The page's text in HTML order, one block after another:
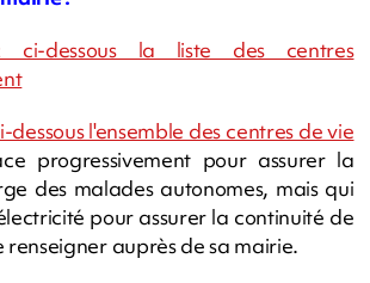
ci-dessous la liste des centres
dessous l'ensemble des centres de vie
progressivement pour assurer la
des malades autonomes, mais qui
pour assurer la continuité de
renseigner auprès de sa mairie.